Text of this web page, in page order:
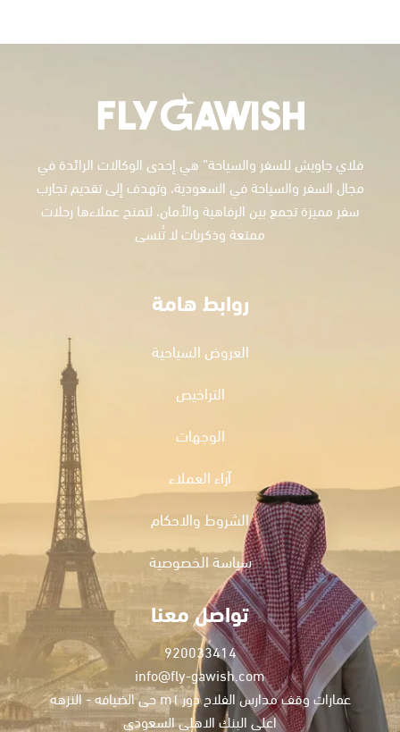
فلاي جاويش للسفر والسياحة” هي إحدى الوكالات الرائدة في
مجال السفر والسياحة في السعودية، وتهدف إلى تقديم تجارب
سفر مميزة تجمع بين الرفاهية والأمان، لتمنح عملاءها رحلات
ممتعة وذكريات لا تُنسى
روابط هامة
العروض السياحية
التراخيص
الوجهات
آراء العملاء
الشروط والاحكام
سياسة الخصوصية
تواصل معنا
920033414
info@fly-gawish.com
عمارات وقف مدارس الفلاح دور m١ حى الضيافه - النزهه
اعلى البنك الاهلى السعودى